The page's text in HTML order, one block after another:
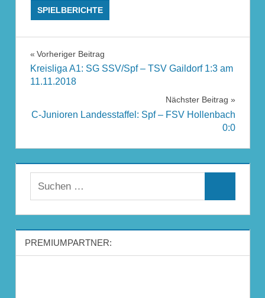
SPIELBERICHTE
Beitragsnavigation
Vorheriger Beitrag
Kreisliga A1: SG SSV/Spf – TSV Gaildorf 1:3 am
11.11.2018
Nächster Beitrag
C-Junioren Landesstaffel: Spf – FSV Hollenbach
0:0
PREMIUMPARTNER: